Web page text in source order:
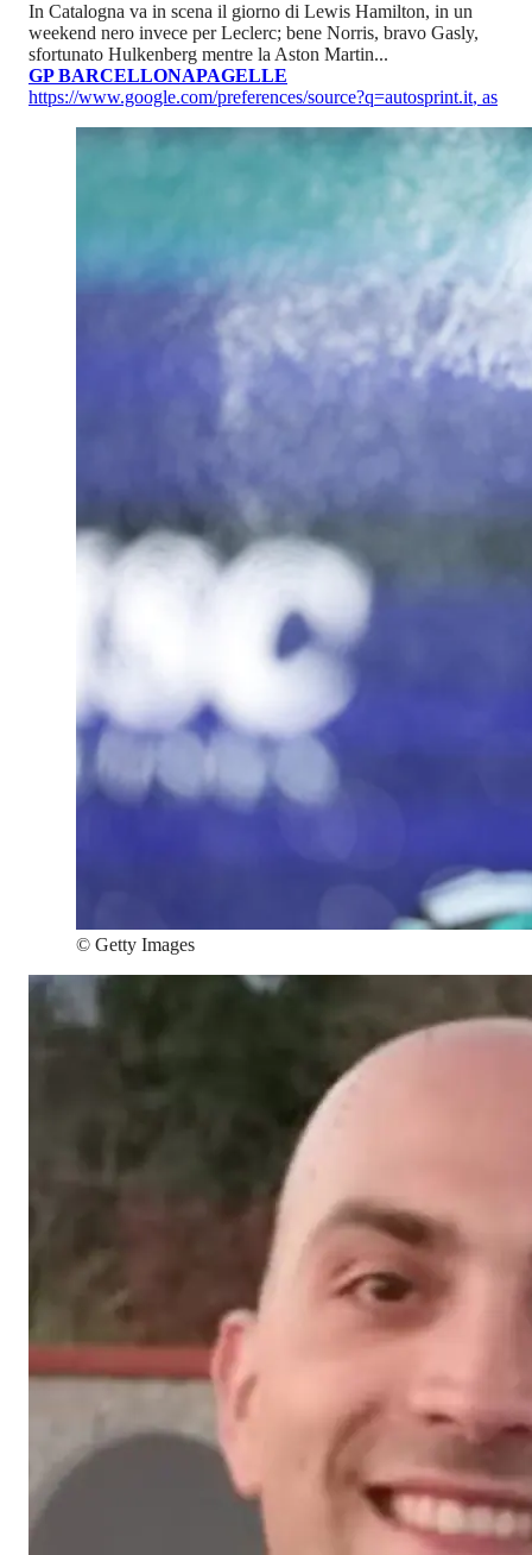
In Catalogna va in scena il giorno di Lewis Hamilton, in un
weekend nero invece per Leclerc; bene Norris, bravo Gasly,
sfortunato Hulkenberg mentre la Aston Martin...
GP BARCELLONAPAGELLE
https://www.google.com/preferences/source?q=autosprint.it, as
© Getty Images